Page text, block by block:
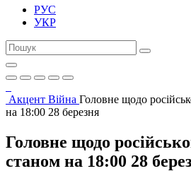
РУС
УКР
Акцент Війна Головне щодо
на 18:00 28 березня
Головне щодо
станом на 18:00 28